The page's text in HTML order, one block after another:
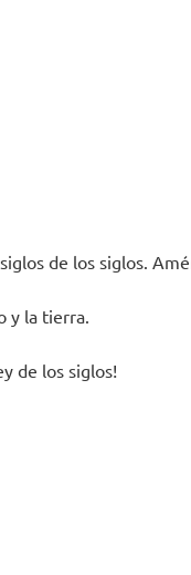
de los siglos.
y la tierra.
de los siglos!